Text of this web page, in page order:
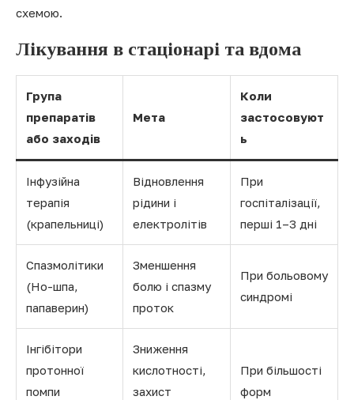
схемою.
Лікування в стаціонарі та вдома
Група
препаратів
або заходів
Мета
Коли
застосовуют
ь
Інфузійна
терапія
(крапельниці)
Відновлення
рідини і
електролітів
При
госпіталізації,
перші 1–3 дні
Спазмолітики
(Но-шпа,
папаверин)
Зменшення
болю і спазму
проток
При больовому
синдромі
Інгібітори
протонної
помпи
Зниження
кислотності,
захист
При більшості
форм